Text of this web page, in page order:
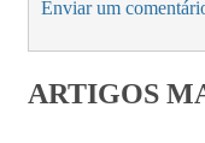
Enviar um
ARTIGOS